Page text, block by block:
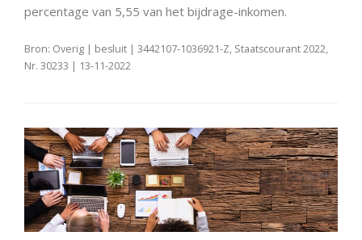
percentage van 5,55 van het bijdrage-inkomen.
Bron: Overig | besluit | 3442107-1036921-Z, Staatscourant 2022,
Nr. 30233 | 13-11-2022